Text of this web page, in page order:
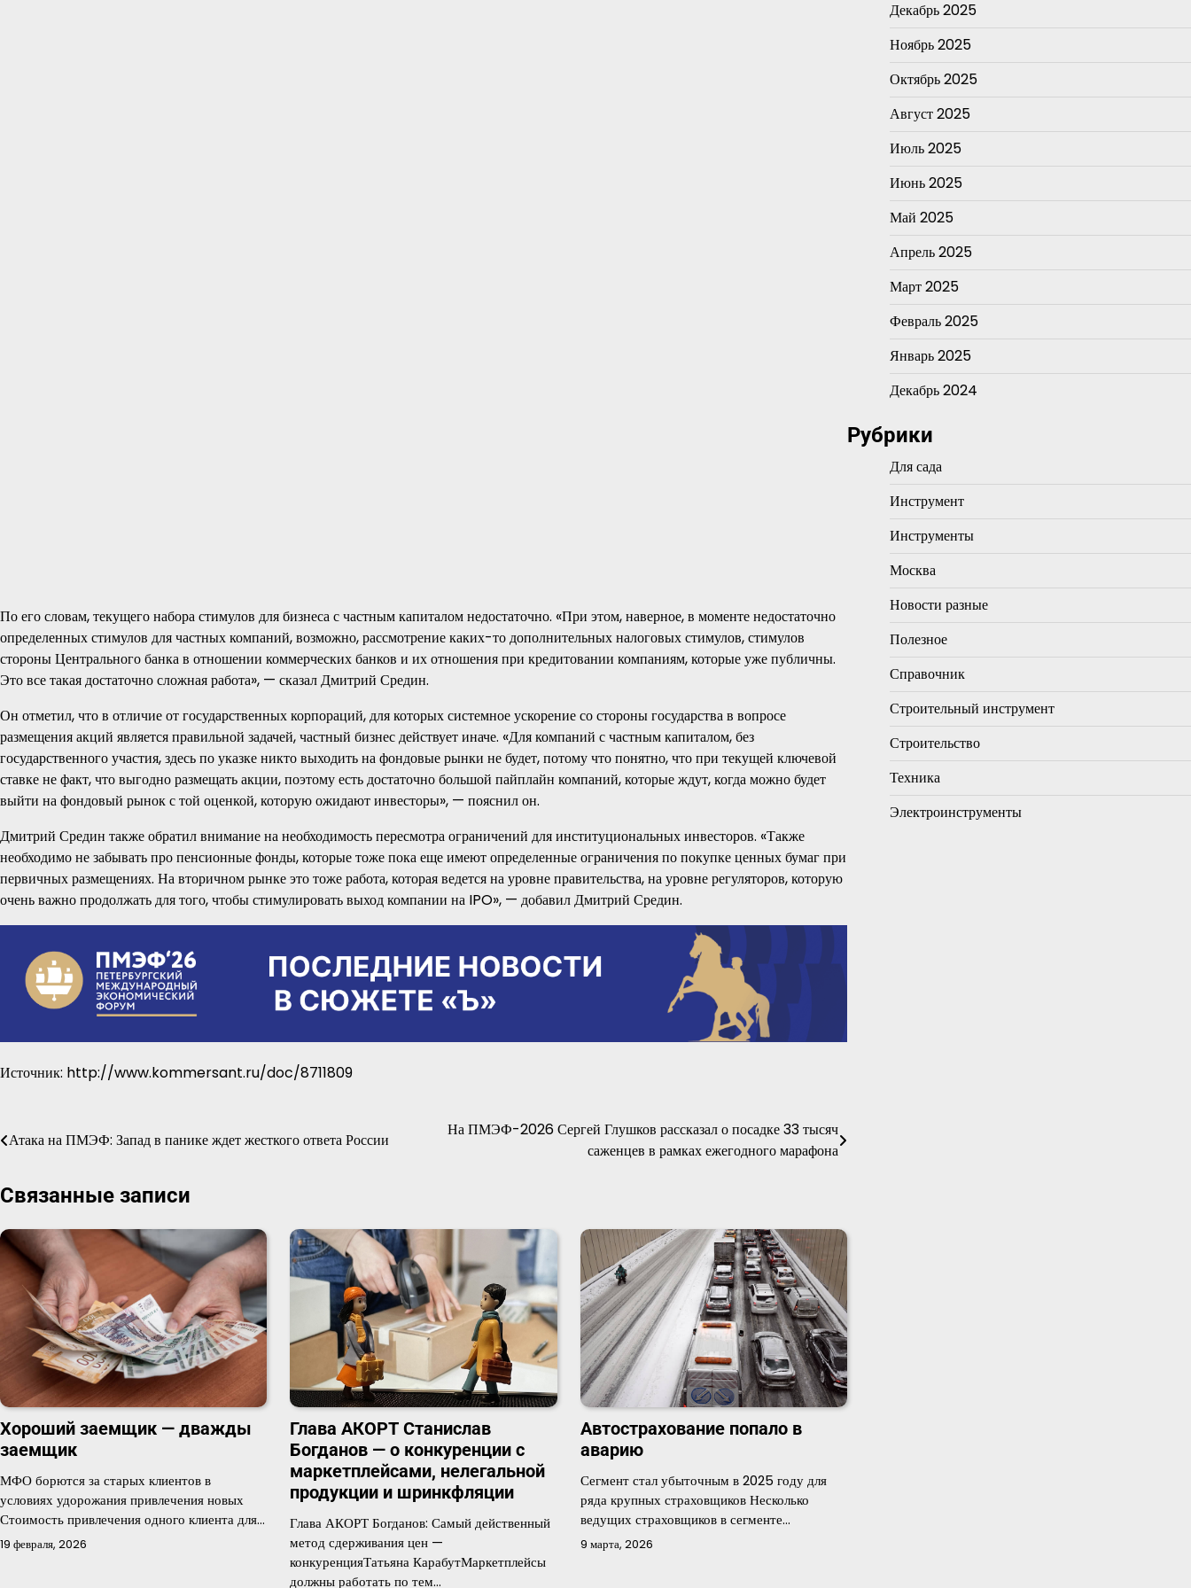
По его словам, текущего набора стимулов для бизнеса с частным капиталом недостаточно. «При этом, наверное, в моменте недостаточно
определенных стимулов для частных компаний, возможно, рассмотрение каких-то дополнительных налоговых стимулов, стимулов
стороны Центрального банка в отношении коммерческих банков и их отношения при кредитовании компаниям, которые уже публичны.
Это все такая достаточно сложная работа», — сказал Дмитрий Средин.
Он отметил, что в отличие от государственных корпораций, для которых системное ускорение со стороны государства в вопросе
размещения акций является правильной задачей, частный бизнес действует иначе. «Для компаний с частным капиталом, без
государственного участия, здесь по указке никто выходить на фондовые рынки не будет, потому что понятно, что при текущей ключевой
ставке не факт, что выгодно размещать акции, поэтому есть достаточно большой пайплайн компаний, которые ждут, когда можно будет
выйти на фондовый рынок с той оценкой, которую ожидают инвесторы», — пояснил он.
Дмитрий Средин также обратил внимание на необходимость пересмотра ограничений для институциональных инвесторов. «Также
необходимо не забывать про пенсионные фонды, которые тоже пока еще имеют определенные ограничения по покупке ценных бумаг при
первичных размещениях. На вторичном рынке это тоже работа, которая ведется на уровне правительства, на уровне регуляторов, которую
очень важно продолжать для того, чтобы стимулировать выход компании на IPO», — добавил Дмитрий Средин.
Источник: http://www.kommersant.ru/doc/8711809
Навигация
записям
Атака на ПМЭФ: Запад в панике ждет жесткого ответа России
На ПМЭФ-2026 Сергей Глушков рассказал о посадке 33 тысяч
саженцев в рамках ежегодного марафона
Связанные записи
Хороший заемщик — дважды
заемщик
МФО борются за старых клиентов в
условиях удорожания привлечения новых
Стоимость привлечения одного клиента для…
19 февраля, 2026
Глава АКОРТ Станислав
Богданов — о конкуренции с
маркетплейсами, нелегальной
продукции и шринкфляции
Глава АКОРТ Богданов: Самый действенный
метод сдерживания цен —
конкуренцияТатьяна КарабутМаркетплейсы
должны работать по тем…
Автострахование попало в
аварию
Сегмент стал убыточным в 2025 году для
ряда крупных страховщиков Несколько
ведущих страховщиков в сегменте…
9 марта, 2026
Декабрь 2025
Ноябрь 2025
Октябрь 2025
Август 2025
Июль 2025
Июнь 2025
Май 2025
Апрель 2025
Март 2025
Февраль 2025
Январь 2025
Декабрь 2024
Рубрики
Для сада
Инструмент
Инструменты
Москва
Новости разные
Полезное
Справочник
Строительный инструмент
Строительство
Техника
Электроинструменты